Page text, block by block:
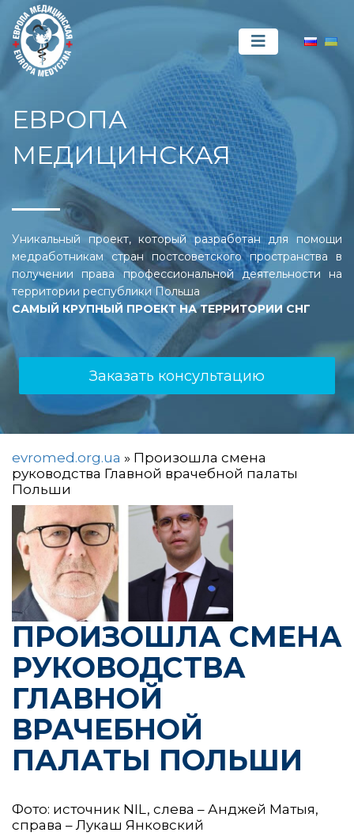
ЕВРОПА
МЕДИЦИНСКАЯ
Уникальный проект, который разработан для помощи
медработникам стран постсоветского пространства в
получении права профессиональной деятельности на
территории республики Польша
САМЫЙ КРУПНЫЙ ПРОЕКТ НА ТЕРРИТОРИИ СНГ
Заказать консультацию
evromed.org.ua » Произошла смена
руководства Главной врачебной палаты
Польши
ПРОИЗОШЛА СМЕНА
РУКОВОДСТВА
ГЛАВНОЙ
ВРАЧЕБНОЙ
ПАЛАТЫ ПОЛЬШИ
Фото: источник NIL, слева – Анджей Матыя,
справа – Лукаш Янковский